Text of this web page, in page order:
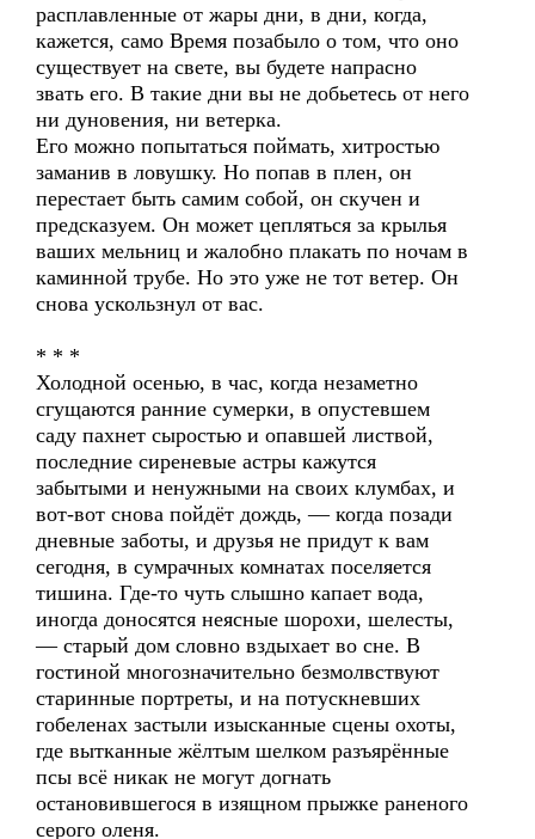
расплавленные от жары дни, в дни, когда,
кажется, само Время позабыло о том, что оно
существует на свете, вы будете напрасно
звать его. В такие дни вы не добьетесь от него
ни дуновения, ни ветерка.
Его можно попытаться поймать, хитростью
заманив в ловушку. Но попав в плен, он
перестает быть самим собой, он скучен и
предсказуем. Он может цепляться за крылья
ваших мельниц и жалобно плакать по ночам в
каминной трубе. Но это уже не тот ветер. Он
снова ускользнул от вас.
* * *
Холодной осенью, в час, когда незаметно
сгущаются ранние сумерки, в опустевшем
саду пахнет сыростью и опавшей листвой,
последние сиреневые астры кажутся
забытыми и ненужными на своих клумбах, и
вот-вот снова пойдёт дождь, — когда позади
дневные заботы, и друзья не придут к вам
сегодня, в сумрачных комнатах поселяется
тишина. Где-то чуть слышно капает вода,
иногда доносятся неясные шорохи, шелесты,
— старый дом словно вздыхает во сне. В
гостиной многозначительно безмолвствуют
старинные портреты, и на потускневших
гобеленах застыли изысканные сцены охоты,
где вытканные жёлтым шелком разъярённые
псы всё никак не могут догнать
остановившегося в изящном прыжке раненого
серого оленя.